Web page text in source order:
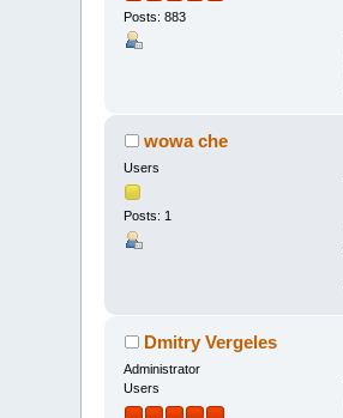
Posts: 883
wowa che
Users
Posts: 1
Dmitry Vergeles
Administrator
Users